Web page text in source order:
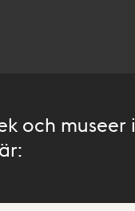
och museer i